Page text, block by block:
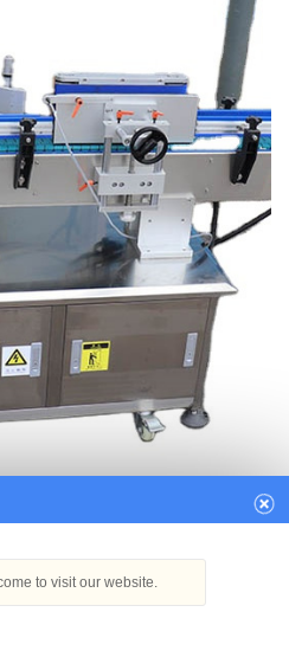
atkārtoti uzklātu
lai atkārtoti uzklātu vecās uzlīmes
ir notīrīta, kad tās vairs nav. Esmu
uz visām uzlīmju skaidrajām daļām